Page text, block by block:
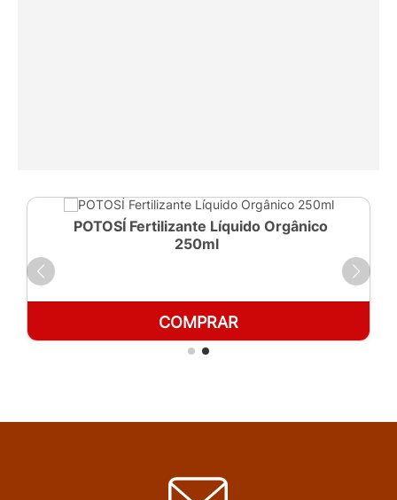
POTOSÍ Fertilizante Líquido Orgânico
250ml
COMPRAR